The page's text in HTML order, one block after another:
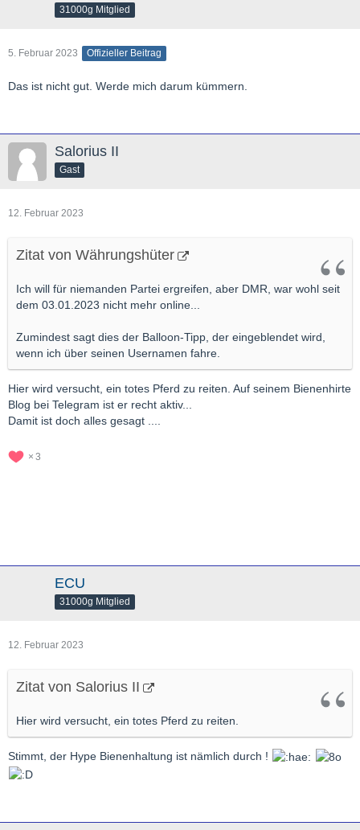
31000g Mitglied
5. Februar 2023 Offizieller Beitrag
Das ist nicht gut. Werde mich darum kümmern.
Salorius II
Gast
12. Februar 2023
Zitat von Währungshüter
Ich will für niemanden Partei ergreifen, aber DMR, war wohl seit
dem 03.01.2023 nicht mehr online...
Zumindest sagt dies der Balloon-Tipp, der eingeblendet wird,
wenn ich über seinen Usernamen fahre.
Hier wird versucht, ein totes Pferd zu reiten. Auf seinem Bienenhirte
Blog bei Telegram ist er recht aktiv...
Damit ist doch alles gesagt ....
3
ECU
31000g Mitglied
12. Februar 2023
Zitat von Salorius II
Hier wird versucht, ein totes Pferd zu reiten.
Stimmt, der Hype Bienenhaltung ist nämlich durch !